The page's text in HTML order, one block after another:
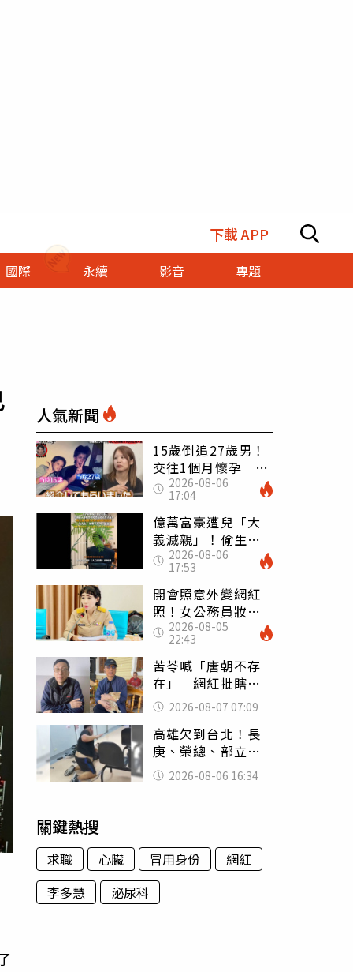
下載 APP
國際 永續 影音 專題
人氣新聞
15歲倒追27歲男！
交往1個月懷孕 36
歲當阿嬤故事曝光
2026-08-06
17:04
億萬富豪遭兒「大
義滅親」！偷生子
怕曝光 竟盜鄰居
身份辦假證落戶
2026-08-06
17:53
開會照意外變網紅
照！女公務員妝容
掀2千則留言 本人
怒嗆：化妝有錯嗎
2026-08-05
22:43
苦苓喊「唐朝不存
在」 網紅批瞎編
歷史：李白、杜甫
用鮮卑文寫詩？
2026-08-07 07:09
高雄欠到台北！長
庚、榮總、部立醫
院都受害 「醫療
暴力男」離譜紀錄
2026-08-06 16:34
關鍵熱搜
求職 心臟 冒用身份
網紅
李多慧
泌尿科